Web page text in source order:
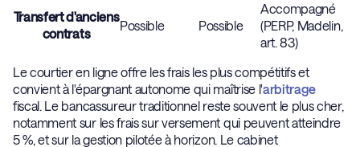
Transfert d'anciens
contrats
Possible Possible
Accompagné
(PERP, Madelin,
art. 83)
Le courtier en ligne offre les frais les plus compétitifs et
convient à l'épargnant autonome qui maîtrise l'arbitrage
fiscal. Le bancassureur traditionnel reste souvent le plus cher,
notamment sur les frais sur versement qui peuvent atteindre
5 %, et sur la gestion pilotée à horizon. Le cabinet